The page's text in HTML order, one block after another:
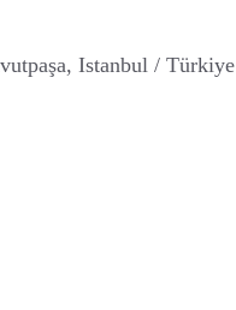
Istanbul / Türkiye